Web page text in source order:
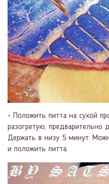
- Положить питта на сухой
разогретую, предварительно
Держать в низу 5 минут.
и положить питта.